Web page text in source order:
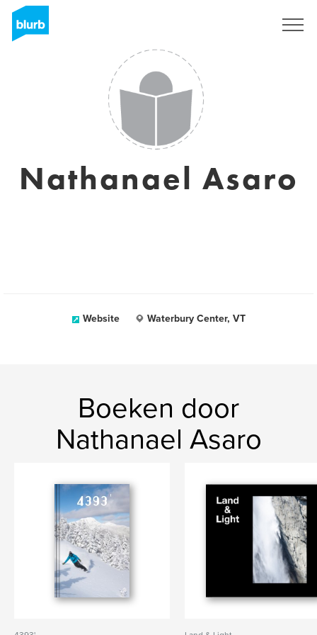
Nathanael Asaro
Website Waterbury Center, VT
Boeken door
Nathanael Asaro